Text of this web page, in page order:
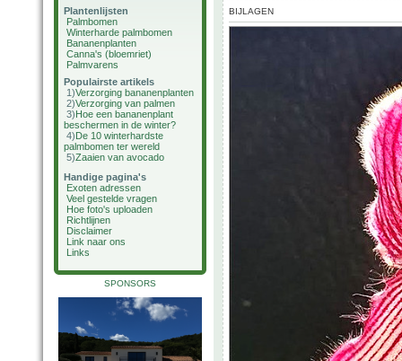
Plantenlijsten
Palmbomen
Winterharde palmbomen
Bananenplanten
Canna's (bloemriet)
Palmvarens
Populairste artikels
1)Verzorging bananenplanten
2)Verzorging van palmen
3)Hoe een bananenplant
beschermen in de winter?
4)De 10 winterhardste
palmbomen ter wereld
5)Zaaien van avocado
Handige pagina's
Exoten adressen
Veel gestelde vragen
Hoe foto's uploaden
Richtlijnen
Disclaimer
Link naar ons
Links
SPONSORS
BIJLAGEN